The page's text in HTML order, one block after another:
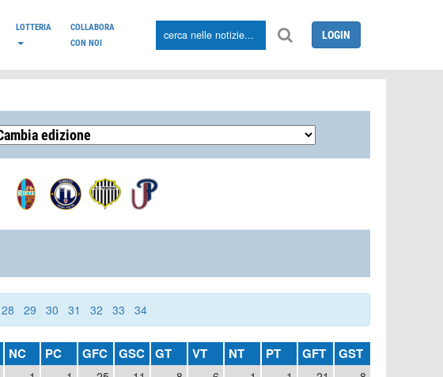
LOTTERIA
COLLABORA
CON NOI
LOGIN
28 29 30 31 32 33 34
NC PC GFC GSC GT VT NT PT GFT GST